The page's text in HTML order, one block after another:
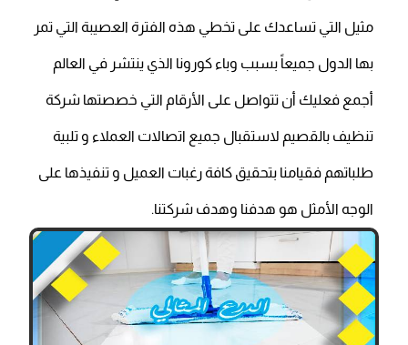
مثيل التي تساعدك على تخطي هذه الفترة العصيبة التي تمر
بها الدول جميعاً بسبب وباء كورونا الذي ينتشر في العالم
أجمع فعليك أن تتواصل على الأرقام التي خصصتها شركة
تنظيف بالقصيم لاستقبال جميع اتصالات العملاء و تلبية
طلباتهم فقيامنا بتحقيق كافة رغبات العميل و تنفيذها على
الوجه الأمثل هو هدفنا وهدف شركتنا.